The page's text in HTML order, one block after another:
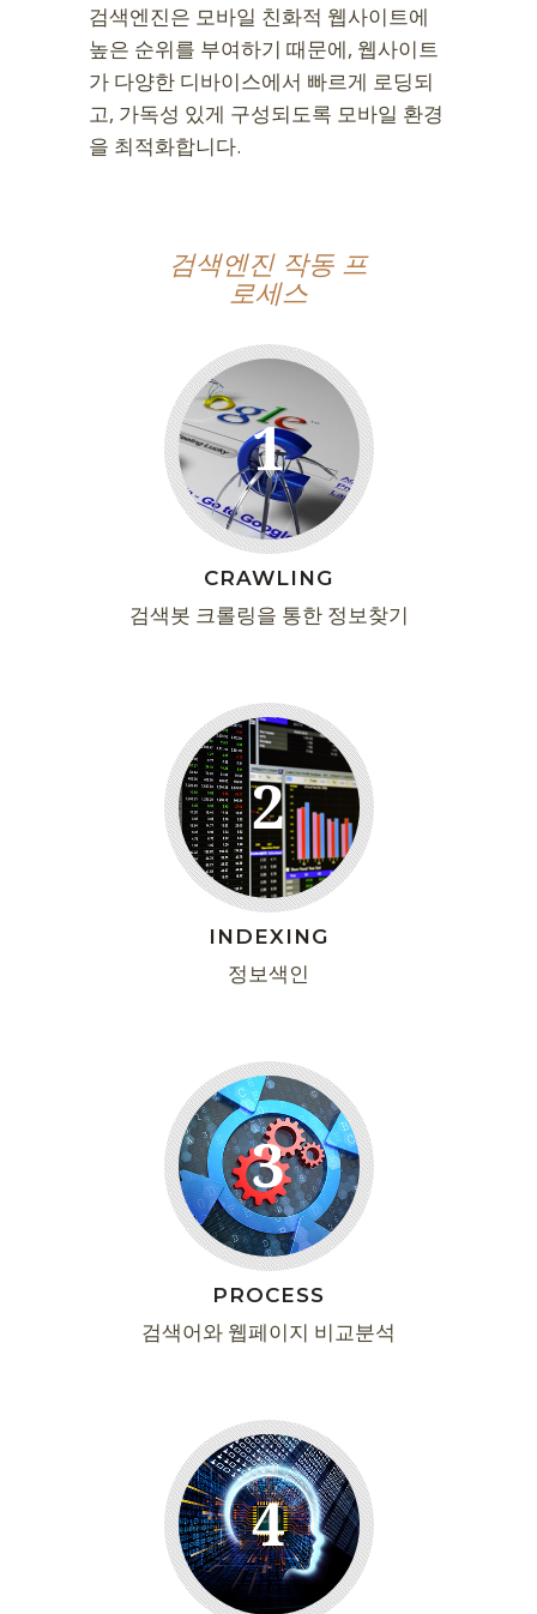
검색엔진은 모바일 친화적 웹사이트에
높은 순위를 부여하기 때문에, 웹사이트
가 다양한 디바이스에서 빠르게 로딩되
고, 가독성 있게 구성되도록 모바일 환경
을 최적화합니다.
검색엔진 작동 프
로세스
1
CRAWLING
검색봇 크롤링을 통한 정보찾기
2
INDEXING
정보색인
3
PROCESS
검색어와 웹페이지 비교분석
4